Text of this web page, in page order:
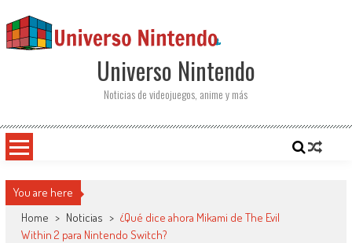
Universo Nintendo
Noticias de videojuegos, anime y más
You are here
Home > Noticias > ¿Qué dice ahora Mikami de The Evil
Within 2 para Nintendo Switch?